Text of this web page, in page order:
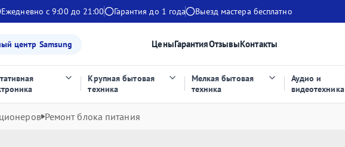
Ежедневно с 9:00 до 21:00 Гарантия до 1 года Выезд мастера бесплатно
центр Samsung ЦеныГарантияОтзывыКонтакты
Крупная бытовая
техника
Мелкая бытовая
техника
Аудио и
видеотехника
Ремонт блока питания